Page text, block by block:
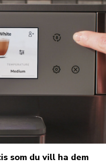
som du vill ha dem